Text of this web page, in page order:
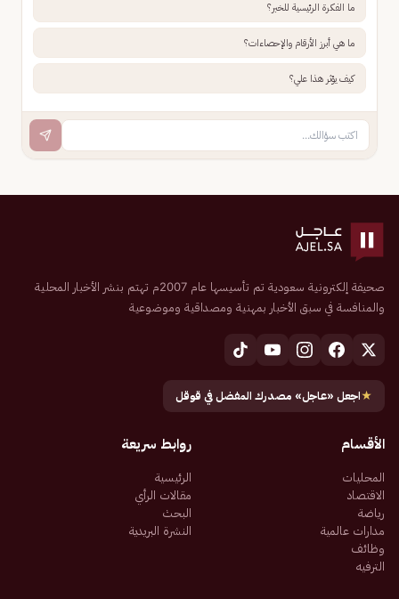
ما الفكرة الرئيسية للخبر؟
ما هي أبرز الأرقام والإحصاءات؟
كيف يؤثر هذا علي؟
صحيفة إلكترونية سعودية تم تأسيسها عام 2007م تهتم بنشر الأخبار المحلية
والمنافسة في سبق الأخبار بمهنية ومصداقية وموضوعية
★اجعل «عاجل» مصدرك المفضل في قوقل
الأقسام
المحليات
الاقتصاد
رياضة
مدارات عالمية
وظائف
الترفيه
روابط سريعة
الرئيسية
مقالات الرأي
البحث
النشرة البريدية